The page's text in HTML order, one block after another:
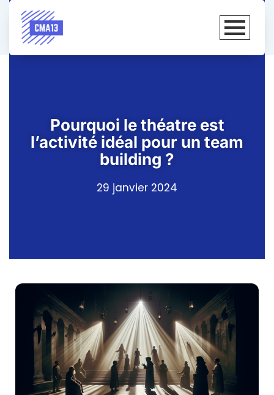
Pourquoi le théatre est
l’activité idéal pour un team
building ?
29 janvier 2024